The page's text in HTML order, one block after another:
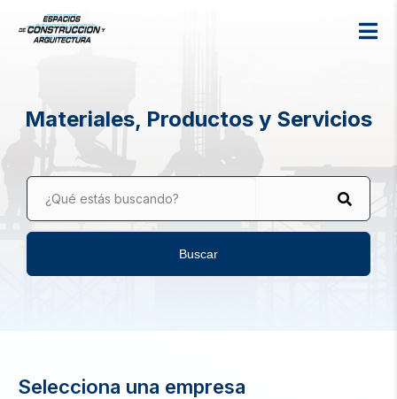
Materiales, Productos y Servicios
¿Qué estás buscando?
Buscar
Selecciona una empresa